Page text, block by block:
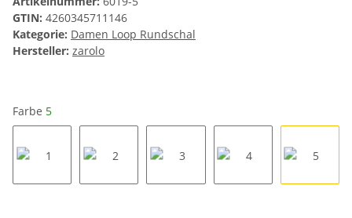
GTIN: 4260345711146
Kategorie: Damen Loop Rundschal
Hersteller: zarolo
Farbe 5